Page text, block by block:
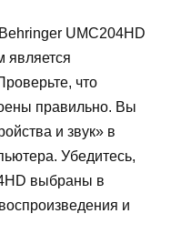
UMC204HD
является
что
правильно. Вы
и звук» в
Убедитесь,
выбраны в
и